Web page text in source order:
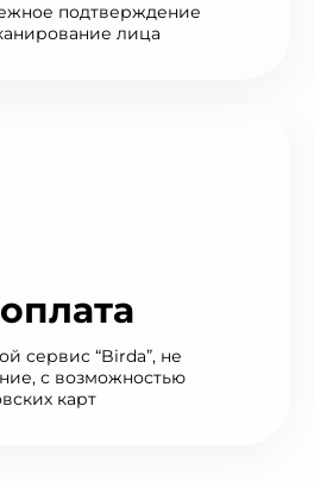
подтверждение
лица
сервис “Birda”, не
с возможностью
карт